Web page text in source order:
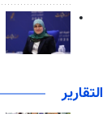
التقارير